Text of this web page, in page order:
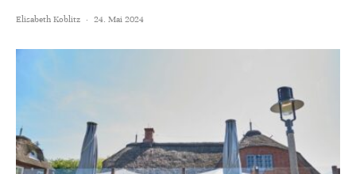
Elisabeth Koblitz · 24. Mai 2024